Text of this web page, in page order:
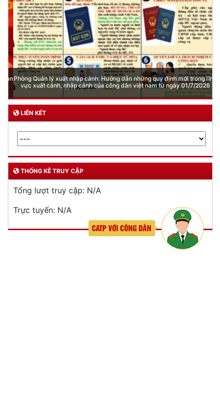
Quản lý xuất nhập cảnh
Phòng cháy chữa cháy
Đơn vị thực hiện
THƯ VIỆN ẢNH
Phòng Quản lý xuất nhập cảnh: Hướng dẫn những quy định mới trong lĩnh
vực xuất cảnh, nhập cảnh của công dân việt nam từ ngày 01/7/2026